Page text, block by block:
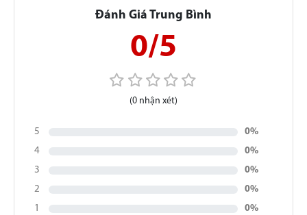
Đánh Giá Trung Bình
0/5
(0 nhận xét)
5
0%
4
0%
3
0%
2
0%
1
0%